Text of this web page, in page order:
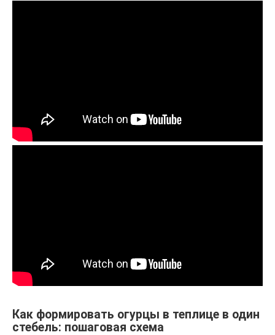
Как формировать огурцы в теплице в один
стебель: пошаговая схема